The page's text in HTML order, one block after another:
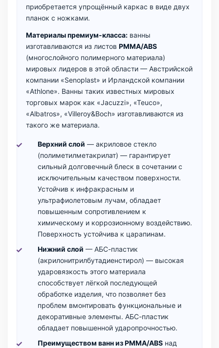
приобретается упрощённый каркас в виде двух
планок с ножками.
Материалы премиум-класса: ванны
изготавливаются из листов PMMA/ABS
(многослойного полимерного материала)
мировых лидеров в этой области — Австрийской
компании «Senoplast» и Ирландской компании
«Athlone». Ванны таких известных мировых
торговых марок как «Jacuzzi», «Teuco»,
«Albatros», «Villeroy&Boch» изготавливаются из
такого же материала.
Верхний слой — акриловое стекло
(полиметилметакрилат) — гарантирует
сильный долговечный блеск в сочетании с
исключительным качеством поверхности.
Устойчив к инфракрасным и
ультрафиолетовым лучам, обладает
повышенным сопротивлением к
химическому и коррозионному воздействию.
Поверхность устойчива к царапинам.
Нижний слой — АБС-пластик
(акрилонитрилбутадиенстирол) — высокая
ударовязкость этого материала
способствует лёгкой последующей
обработке изделия, что позволяет без
проблем вмонтировать функциональные и
декоративные элементы. АБС-пластик
обладает повышенной ударопрочностью.
Преимуществом ванн из PMMA/ABS над